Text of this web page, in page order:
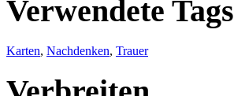
Verwendete Tags
Karten, Nachdenken, Trauer